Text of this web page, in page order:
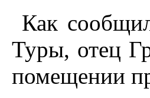
Как
Туры, отец
помещении